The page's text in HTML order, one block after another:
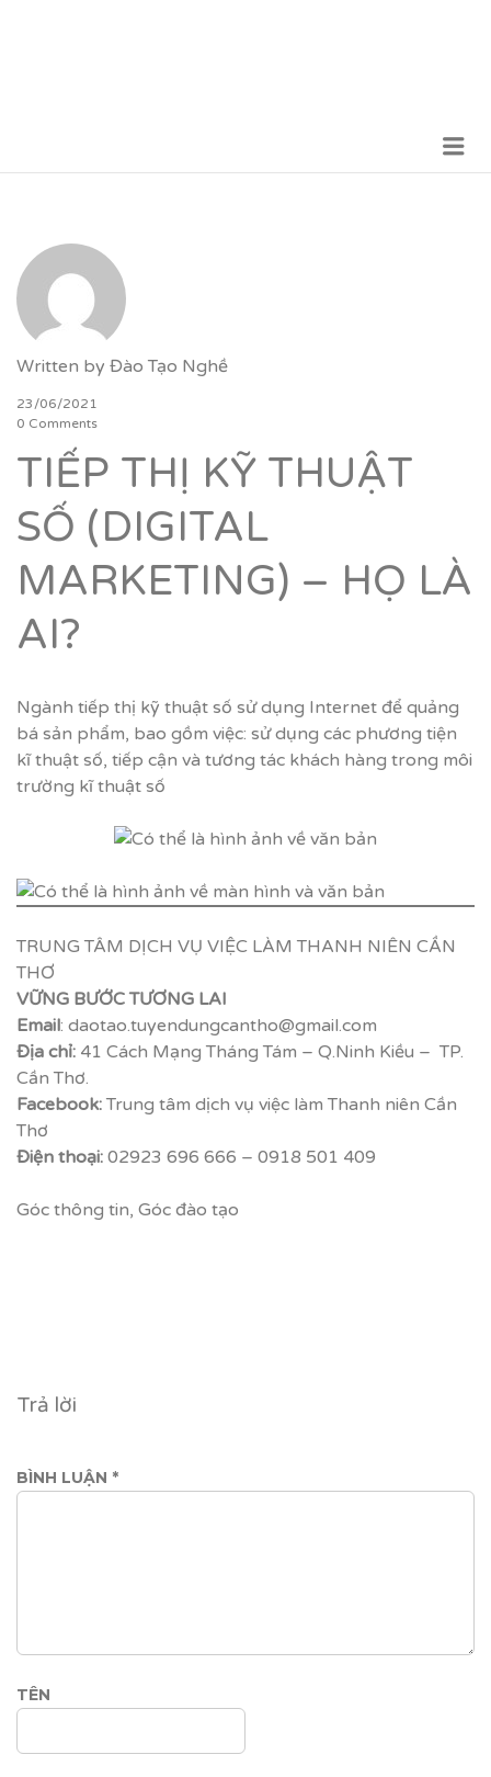
Written by Đào Tạo Nghề
23/06/2021
0 Comments
TIẾP THỊ KỸ THUẬT
SỐ (DIGITAL
MARKETING) – HỌ LÀ
AI?
Ngành tiếp thị kỹ thuật số sử dụng Internet để quảng
bá sản phẩm, bao gồm việc: sử dụng các phương tiện
kĩ thuật số, tiếp cận và tương tác khách hàng trong môi
trường kĩ thuật số
TRUNG TÂM DỊCH VỤ VIỆC LÀM THANH NIÊN CẦN
THƠ
VỮNG BƯỚC TƯƠNG LAI
Email: daotao.tuyendungcantho@gmail.com
Địa chỉ: 41 Cách Mạng Tháng Tám – Q.Ninh Kiều – TP.
Cần Thơ.
Facebook: Trung tâm dịch vụ việc làm Thanh niên Cần
Thơ
Điện thoại: 02923 696 666 – 0918 501 409
Góc thông tin, Góc đào tạo
Trả lời
BÌNH LUẬN *
TÊN